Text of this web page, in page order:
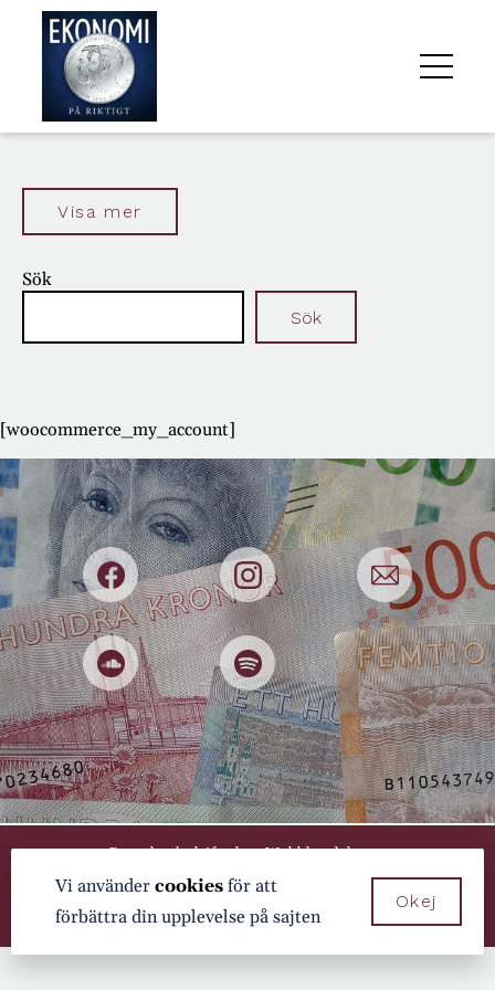
AVSNITT
OM
[woocommerce_my_account]
Visa mer
Sök
Sök
Senaste inläggen
#421: PÅ RIKTIGT – Passion för pension!
#420: PÅ RIKTIGT – TACK FÖR ALLT!
#419: PÅ RIKTIGT med Klas Hallberg
#418: PÅ RIKTIGT om dumpstring
#417: PÅ RIKTIGT om rolig vardagsekonomi
Kategorier
AI
Ansvar
Antikviteter
Appar
Arbete
Auktioner
Barn
Byggd och driftad avWebblandskapet
Vi använder cookies för att
förbättra din upplevelse på sajten
Okej